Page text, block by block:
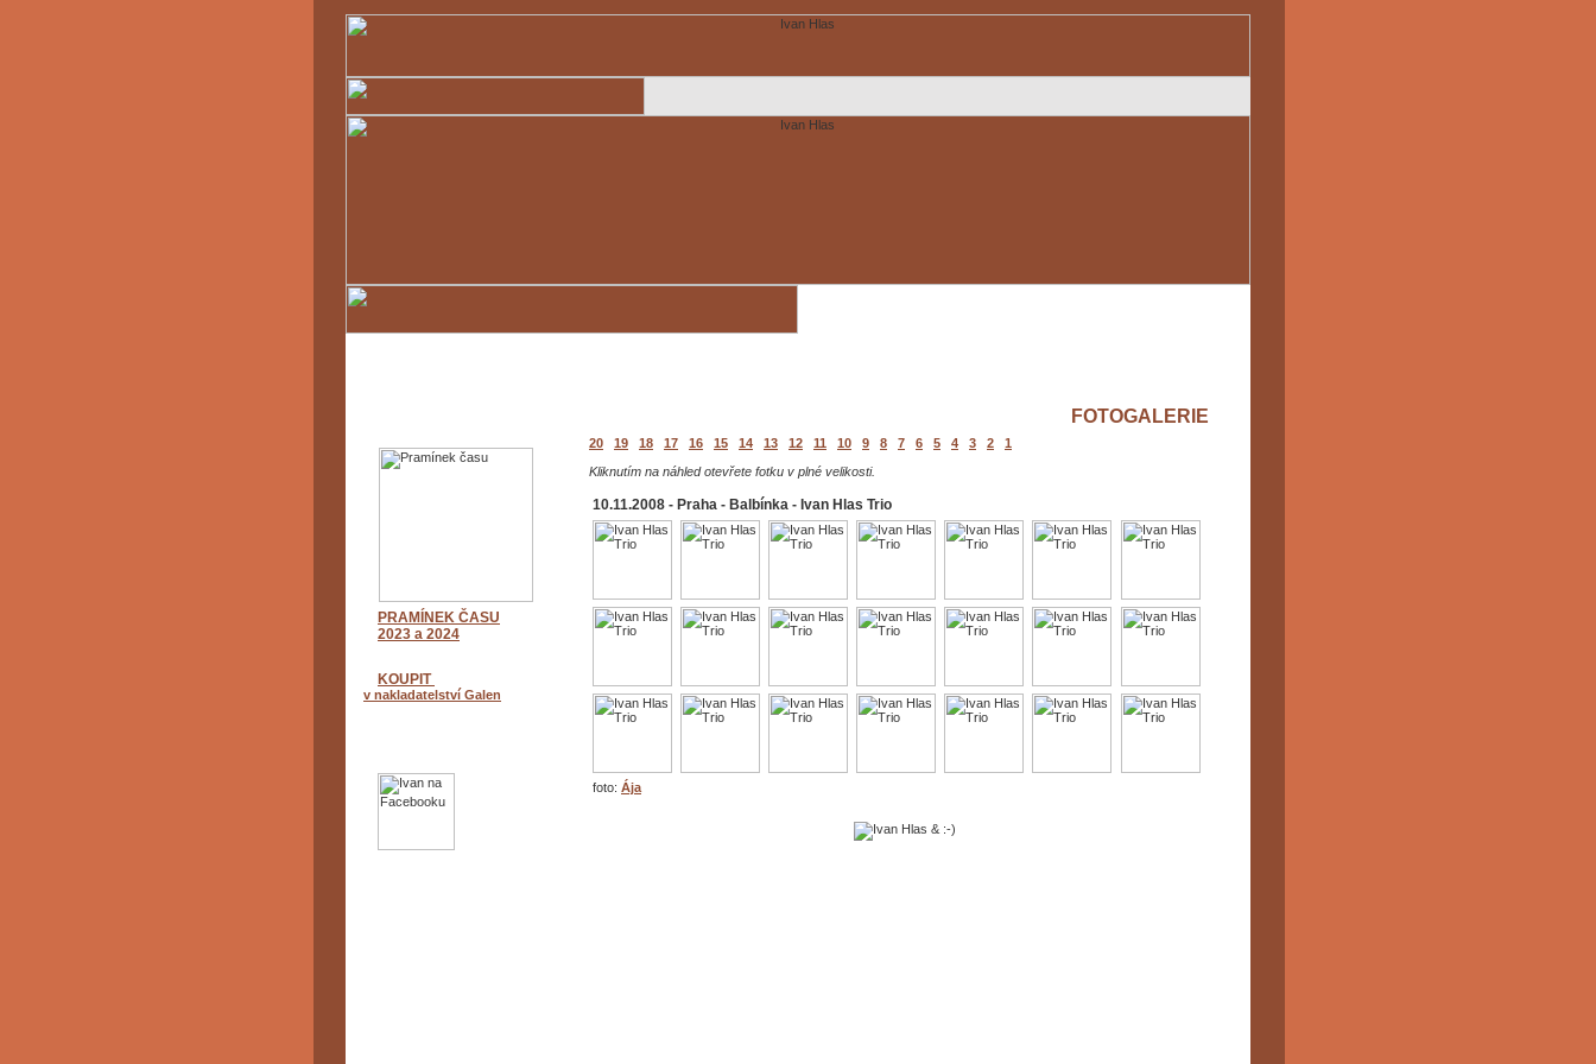
PRAMÍNEK ČASU
2023 a 2024
KOUPIT
v nakladatelství Galen
FOTOGALERIE
20 19 18 17 16 15 14 13 12 11 10 9 8 7 6 5 4 3 2
1
Kliknutím na náhled otevřete fotku v plné velikosti.
10.11.2008 - Praha - Balbínka - Ivan Hlas Trio
foto: Ája